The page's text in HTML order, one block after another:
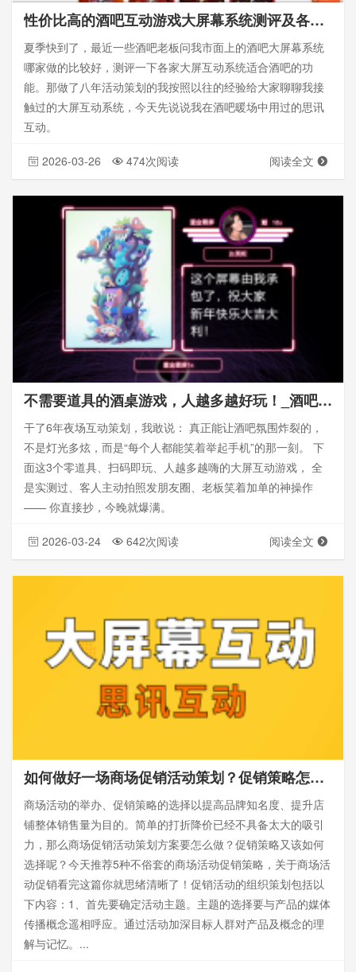
性价比高的酒吧互动游戏大屏幕系统测评及各功能测评
夏季快到了，最近一些酒吧老板问我市面上的酒吧大屏幕系统
哪家做的比较好，测评一下各家大屏互动系统适合酒吧的功
能。那做了八年活动策划的我按照以往的经验给大家聊聊我接
触过的大屏互动系统，今天先说说我在酒吧暖场中用过的思讯
互动。
2026-03-26 474次阅读 阅读全文
不需要道具的酒桌游戏，人越多越好玩！_酒吧活动策划
干了6年夜场互动策划，我敢说： 真正能让酒吧氛围炸裂的，
不是灯光多炫，而是“每个人都能笑着举起手机”的那一刻。 下
面这3个零道具、扫码即玩、人越多越嗨的大屏互动游戏， 全
是实测过、客人主动拍照发朋友圈、老板笑着加单的神操作
—— 你直接抄，今晚就爆满。
2026-03-24 642次阅读 阅读全文
如何做好一场商场促销活动策划？促销策略怎么选？一篇搞定！
商场活动的举办、促销策略的选择以提高品牌知名度、提升店
铺整体销售量为目的。简单的打折降价已经不具备太大的吸引
力，那么商场促销活动策划方案要怎么做？促销策略又该如何
选择呢？今天推荐5种不俗套的商场活动促销策略，关于商场活
动促销看完这篇你就思绪清晰了！促销活动的组织策划包括以
下内容：1、首先要确定活动主题。主题的选择要与产品的媒体
传播概念遥相呼应。通过活动加深目标人群对产品及概念的理
解与记忆。...